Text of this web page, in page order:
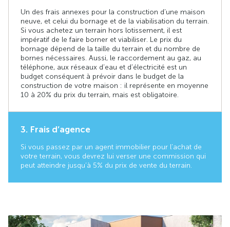
Un des frais annexes pour la construction d’une maison
neuve, et celui du bornage et de la viabilisation du terrain.
Si vous achetez un terrain hors lotissement, il est
impératif de le faire borner et viabiliser. Le prix du
bornage dépend de la taille du terrain et du nombre de
bornes nécessaires. Aussi, le raccordement au gaz, au
téléphone, aux réseaux d’eau et d’électricité est un
budget conséquent à prévoir dans le budget de la
construction de votre maison : il représente en moyenne
10 à 20 % du prix du terrain, mais est obligatoire.
3. Frais d’agence
Si vous passez par un agent immobilier pour l’achat de
votre terrain, vous devrez lui verser une commission qui
peut atteindre jusqu’à 5 % du prix de vente du terrain.